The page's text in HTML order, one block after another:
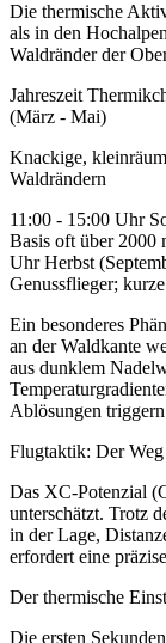
Die thermische
als in den
Waldränder der
Jahreszeit
(März - Mai)
Knackige,
Waldrändern
11:00 - 15:00 Uhr
Basis oft über 2000
Uhr Herbst
Genussflieger;
Ein besonderes
an der Waldkante
aus dunklem
Ablösungen
Flugtaktik: Der
Das XC-Potenzial
unterschätzt. Trotz
in der Lage,
erfordert eine
Der thermische
Die ersten